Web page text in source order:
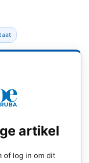
artikel
of log in om dit